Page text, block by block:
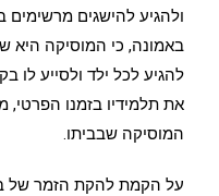
ולהגיע להישגים מרשימים
באמונה, כי המוסיקה היא
להגיע לכל ילד ולסייע
את תלמידיו בזמנו הפרטי,
המוסיקה שבביתו.
על הקמת להקת הזמר של